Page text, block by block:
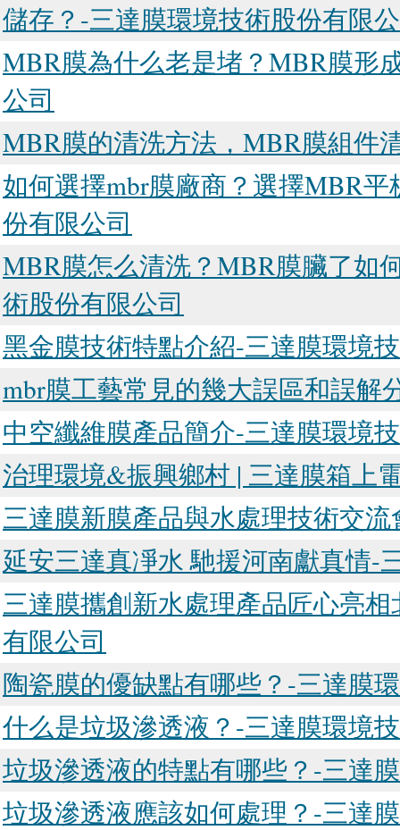
儲存？-三達膜環境技術股份有限
MBR膜為什么老是堵？MBR膜形
公司
MBR膜的清洗方法，MBR膜組件
如何選擇mbr膜廠商？選擇MBR
份有限公司
MBR膜怎么清洗？MBR膜臟了如
術股份有限公司
黑金膜技術特點介紹-三達膜環境
mbr膜工藝常見的幾大誤區和誤解
中空纖維膜產品簡介-三達膜環境
治理環境&振興鄉村 | 三達膜箱上
三達膜新膜產品與水處理技術交
延安三達真凈水 馳援河南獻真情-
三達膜攜創新水處理產品匠心亮
有限公司
陶瓷膜的優缺點有哪些？-三達膜
什么是垃圾滲透液？-三達膜環境
垃圾滲透液的特點有哪些？-三達
垃圾滲透液應該如何處理？-三達